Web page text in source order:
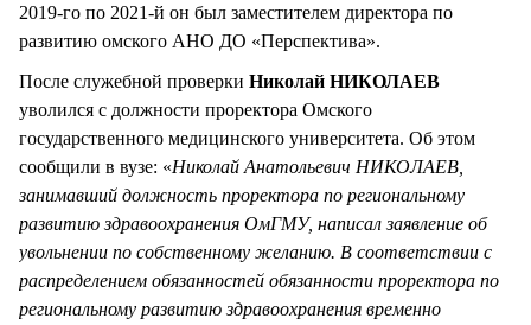
2019-го по 2021-й он был заместителем директора по
развитию омского АНО ДО «Перспектива».
После служебной проверки Николай НИКОЛАЕВ
уволился с должности проректора Омского
государственного медицинского университета. Об этом
сообщили в вузе: «Николай Анатольевич НИКОЛАЕВ,
занимавший должность проректора по региональному
развитию здравоохранения ОмГМУ, написал заявление об
увольнении по собственному желанию. В соответствии с
распределением обязанностей обязанности проректора по
региональному развитию здравоохранения временно